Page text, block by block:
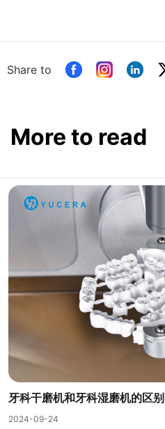
Share to
More to read
牙科干磨机和牙科湿磨机的区别
2024-09-24